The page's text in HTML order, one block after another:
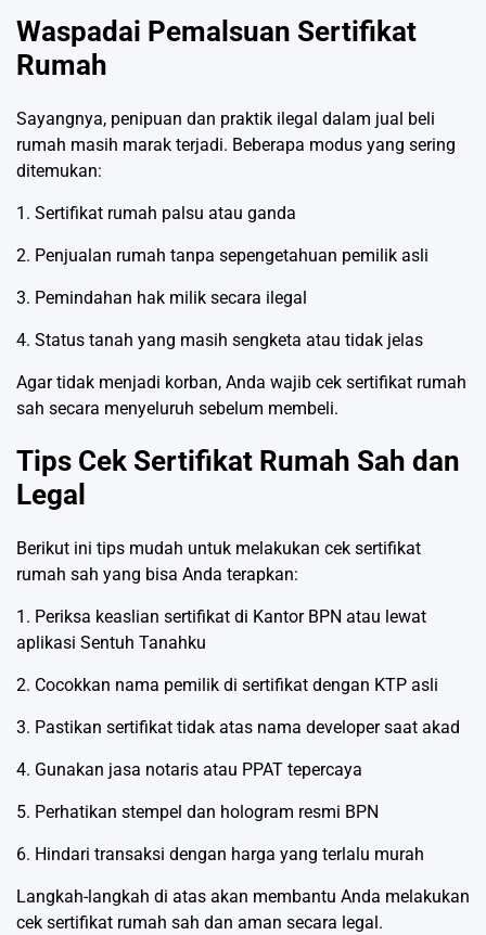
Waspadai Pemalsuan Sertifikat
Rumah
Sayangnya, penipuan dan praktik ilegal dalam jual beli
rumah masih marak terjadi. Beberapa modus yang sering
ditemukan:
1. Sertifikat rumah palsu atau ganda
2. Penjualan rumah tanpa sepengetahuan pemilik asli
3. Pemindahan hak milik secara ilegal
4. Status tanah yang masih sengketa atau tidak jelas
Agar tidak menjadi korban, Anda wajib cek sertifikat rumah
sah secara menyeluruh sebelum membeli.
Tips Cek Sertifikat Rumah Sah dan
Legal
Berikut ini tips mudah untuk melakukan cek sertifikat
rumah sah yang bisa Anda terapkan:
1. Periksa keaslian sertifikat di Kantor BPN atau lewat
aplikasi Sentuh Tanahku
2. Cocokkan nama pemilik di sertifikat dengan KTP asli
3. Pastikan sertifikat tidak atas nama developer saat akad
4. Gunakan jasa notaris atau PPAT tepercaya
5. Perhatikan stempel dan hologram resmi BPN
6. Hindari transaksi dengan harga yang terlalu murah
Langkah-langkah di atas akan membantu Anda melakukan
cek sertifikat rumah sah dan aman secara legal.